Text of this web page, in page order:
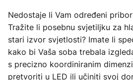
Nedostaje li Vam određeni
Tražite li posebnu svjetiljku za
stari izvor svjetlosti? Imate li
kako bi Vaša soba trebala
s precizno koordiniranim
pretvoriti u LED ili učiniti svoj